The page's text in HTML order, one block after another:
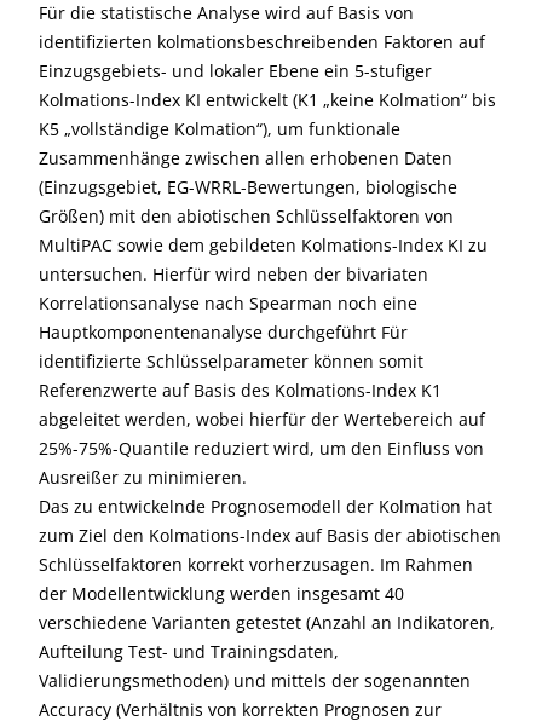
Für die statistische Analyse wird auf Basis von
identifizierten kolmationsbeschreibenden Faktoren auf
Einzugsgebiets- und lokaler Ebene ein 5-stufiger
Kolmations-Index KI entwickelt (K1 „keine Kolmation“ bis
K5 „vollständige Kolmation“), um funktionale
Zusammenhänge zwischen allen erhobenen Daten
(Einzugsgebiet, EG-WRRL-Bewertungen, biologische
Größen) mit den abiotischen Schlüsselfaktoren von
MultiPAC sowie dem gebildeten Kolmations-Index KI zu
untersuchen. Hierfür wird neben der bivariaten
Korrelationsanalyse nach Spearman noch eine
Hauptkomponentenanalyse durchgeführt Für
identifizierte Schlüsselparameter können somit
Referenzwerte auf Basis des Kolmations-Index K1
abgeleitet werden, wobei hierfür der Wertebereich auf
25%-75%-Quantile reduziert wird, um den Einfluss von
Ausreißer zu minimieren.
Das zu entwickelnde Prognosemodell der Kolmation hat
zum Ziel den Kolmations-Index auf Basis der abiotischen
Schlüsselfaktoren korrekt vorherzusagen. Im Rahmen
der Modellentwicklung werden insgesamt 40
verschiedene Varianten getestet (Anzahl an Indikatoren,
Aufteilung Test- und Trainingsdaten,
Validierungsmethoden) und mittels der sogenannten
Accuracy (Verhältnis von korrekten Prognosen zur